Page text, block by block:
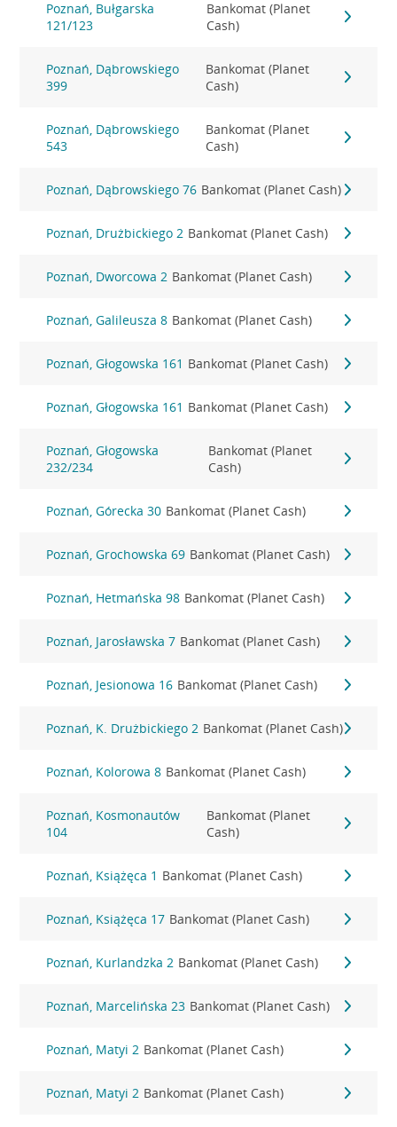
Poznań, Bułgarska
121/123
Bankomat (Planet
Cash)
Poznań, Dąbrowskiego
399
Bankomat (Planet
Cash)
Poznań, Dąbrowskiego
543
Bankomat (Planet
Cash)
Poznań, Dąbrowskiego 76 Bankomat (Planet Cash)
Poznań, Drużbickiego 2 Bankomat (Planet Cash)
Poznań, Dworcowa 2 Bankomat (Planet Cash)
Poznań, Galileusza 8 Bankomat (Planet Cash)
Poznań, Głogowska 161 Bankomat (Planet Cash)
Poznań, Głogowska 161 Bankomat (Planet Cash)
Poznań, Głogowska
232/234
Bankomat (Planet
Cash)
Poznań, Górecka 30 Bankomat (Planet Cash)
Poznań, Grochowska 69 Bankomat (Planet Cash)
Poznań, Hetmańska 98 Bankomat (Planet Cash)
Poznań, Jarosławska 7 Bankomat (Planet Cash)
Poznań, Jesionowa 16 Bankomat (Planet Cash)
Poznań, K. Drużbickiego 2 Bankomat (Planet Cash)
Poznań, Kolorowa 8 Bankomat (Planet Cash)
Poznań, Kosmonautów
104
Bankomat (Planet
Cash)
Poznań, Książęca 1 Bankomat (Planet Cash)
Poznań, Książęca 17 Bankomat (Planet Cash)
Poznań, Kurlandzka 2 Bankomat (Planet Cash)
Poznań, Marcelińska 23 Bankomat (Planet Cash)
Poznań, Matyi 2 Bankomat (Planet Cash)
Poznań, Matyi 2 Bankomat (Planet Cash)